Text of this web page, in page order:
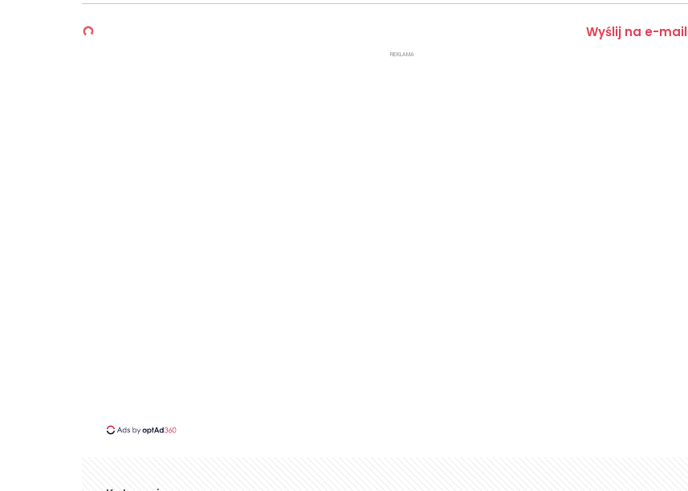
Wyślij na e-mail
REKLAMA